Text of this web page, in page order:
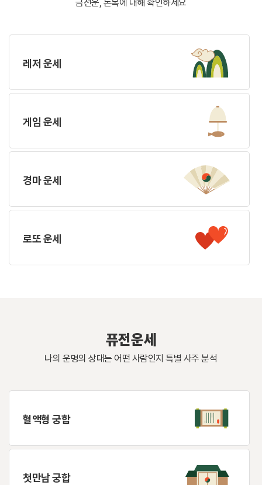
금전운, 돈복에 대해 확인하세요
레저 운세
게임 운세
경마 운세
로또 운세
퓨전운세
나의 운명의 상대는 어떤 사람인지 특별 사주 분석
혈액형 궁합
첫만남 궁합